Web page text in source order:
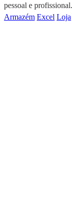
pessoal e profissional.
Armazém Excel Loja